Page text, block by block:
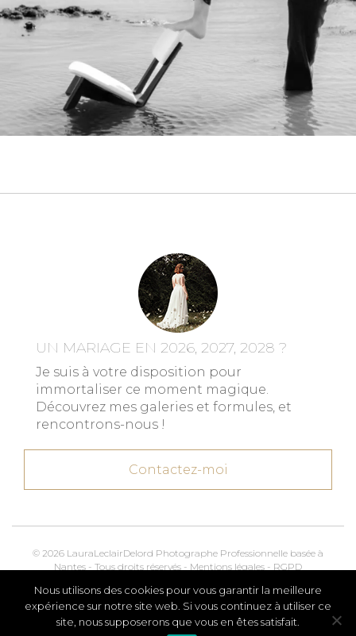
UN MARIAGE EN 2026, 2027, 2028 ?
Je suis à votre disposition pour
immortaliser ce moment magique.
Découvrez mes galeries et formules, et
rencontrons-nous !
Contactez-moi
© 2026 LauraLeclairDelord Photographe Professionnelle basée à
Nantes - Tous droits réservés - Mentions légales - RGPD
Kroox.ioMarketing, Creative & Digital
Nous utilisons des cookies pour vous garantir la meilleure
expérience sur notre site web. Si vous continuez à utiliser ce
site, nous supposerons que vous en êtes satisfait.